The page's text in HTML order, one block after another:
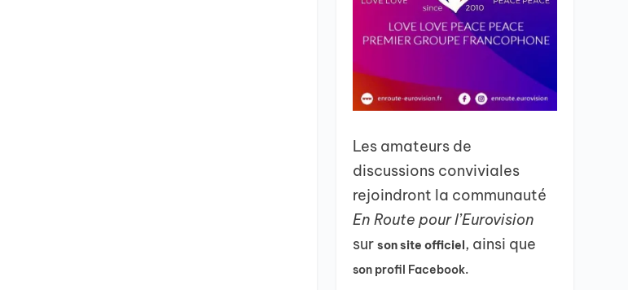
Les amateurs de
discussions conviviales
rejoindront la communauté
En Route pour l’Eurovision
surson site officiel, ainsi que
son profil Facebook.